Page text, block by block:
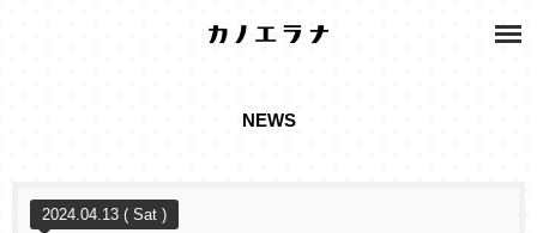
NEWS
2024.04.13 ( Sat )